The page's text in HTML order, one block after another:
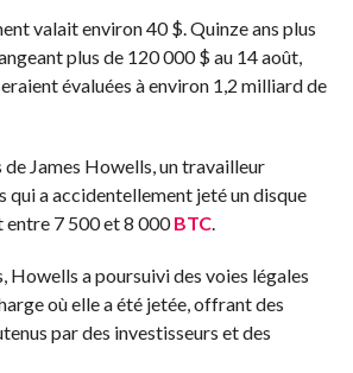
valait environ 40 $. Quinze ans plus
plus de 120 000 $ au 14 août,
évaluées à environ 1,2 milliard de
de James Howells, un travailleur
a accidentellement jeté un disque
7 500 et 8 000BTC.
Howells a poursuivi des voies légales
où elle a été jetée, offrant des
par des investisseurs et des